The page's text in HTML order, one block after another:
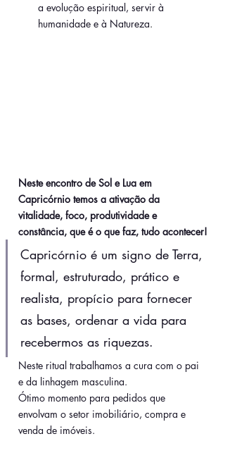
a evolução espiritual, servir à
humanidade e à Natureza.
Neste encontro de Sol e Lua em
Capricórnio temos a ativação da
vitalidade, foco, produtividade e
constância, que é o que faz, tudo acontecer!
Capricórnio é um signo de Terra,
formal, estruturado, prático e
realista, propício para fornecer
as bases, ordenar a vida para
recebermos as riquezas.
Neste ritual trabalhamos a cura com o pai
e da linhagem masculina.
Ótimo momento para pedidos que
envolvam o setor imobiliário, compra e
venda de imóveis.